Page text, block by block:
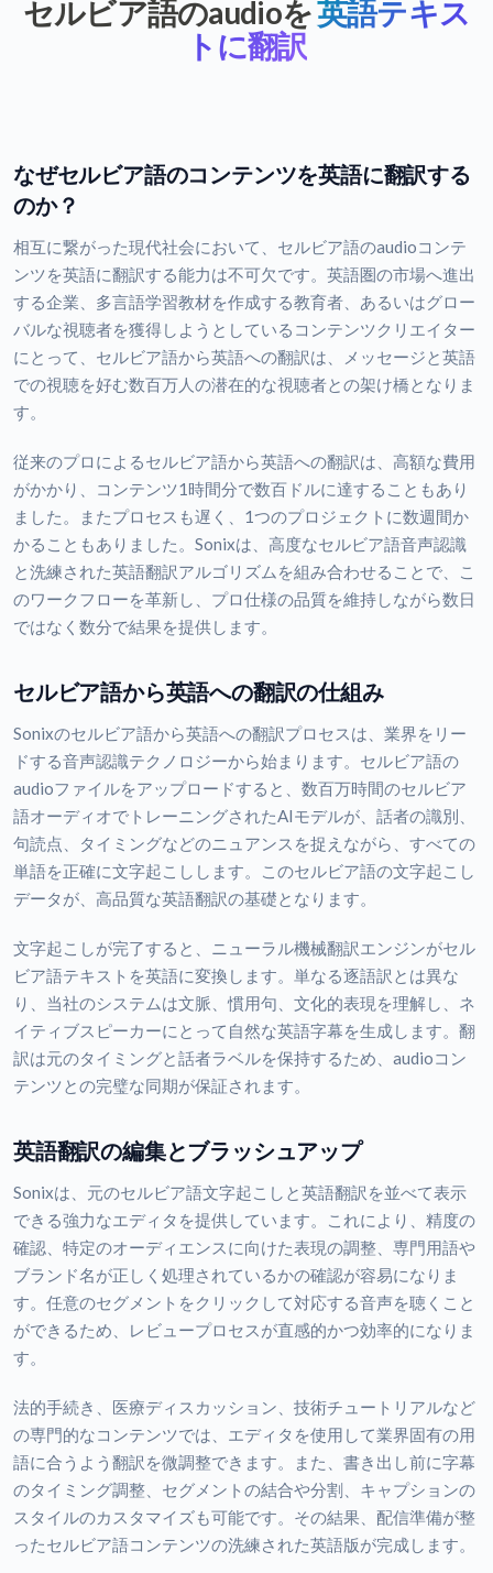
セルビア語のaudioを英語テキス
トに翻訳
なぜセルビア語のコンテンツを英語に翻訳する
のか？
相互に繋がった現代社会において、セルビア語のaudioコンテ
ンツを英語に翻訳する能力は不可欠です。英語圏の市場へ進出
する企業、多言語学習教材を作成する教育者、あるいはグロー
バルな視聴者を獲得しようとしているコンテンツクリエイター
にとって、セルビア語から英語への翻訳は、メッセージと英語
での視聴を好む数百万人の潜在的な視聴者との架け橋となりま
す。
従来のプロによるセルビア語から英語への翻訳は、高額な費用
がかかり、コンテンツ1時間分で数百ドルに達することもあり
ました。またプロセスも遅く、1つのプロジェクトに数週間か
かることもありました。Sonixは、高度なセルビア語音声認識
と洗練された英語翻訳アルゴリズムを組み合わせることで、こ
のワークフローを革新し、プロ仕様の品質を維持しながら数日
ではなく数分で結果を提供します。
セルビア語から英語への翻訳の仕組み
Sonixのセルビア語から英語への翻訳プロセスは、業界をリー
ドする音声認識テクノロジーから始まります。セルビア語の
audioファイルをアップロードすると、数百万時間のセルビア
語オーディオでトレーニングされたAIモデルが、話者の識別、
句読点、タイミングなどのニュアンスを捉えながら、すべての
単語を正確に文字起こしします。このセルビア語の文字起こし
データが、高品質な英語翻訳の基礎となります。
文字起こしが完了すると、ニューラル機械翻訳エンジンがセル
ビア語テキストを英語に変換します。単なる逐語訳とは異な
り、当社のシステムは文脈、慣用句、文化的表現を理解し、ネ
イティブスピーカーにとって自然な英語字幕を生成します。翻
訳は元のタイミングと話者ラベルを保持するため、audioコン
テンツとの完璧な同期が保証されます。
英語翻訳の編集とブラッシュアップ
Sonixは、元のセルビア語文字起こしと英語翻訳を並べて表示
できる強力なエディタを提供しています。これにより、精度の
確認、特定のオーディエンスに向けた表現の調整、専門用語や
ブランド名が正しく処理されているかの確認が容易になりま
す。任意のセグメントをクリックして対応する音声を聴くこと
ができるため、レビュープロセスが直感的かつ効率的になりま
す。
法的手続き、医療ディスカッション、技術チュートリアルなど
の専門的なコンテンツでは、エディタを使用して業界固有の用
語に合うよう翻訳を微調整できます。また、書き出し前に字幕
のタイミング調整、セグメントの結合や分割、キャプションの
スタイルのカスタマイズも可能です。その結果、配信準備が整
ったセルビア語コンテンツの洗練された英語版が完成します。